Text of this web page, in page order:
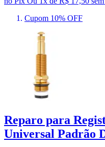
Cupom 10% OFF
Reparo para
Universal Padrão